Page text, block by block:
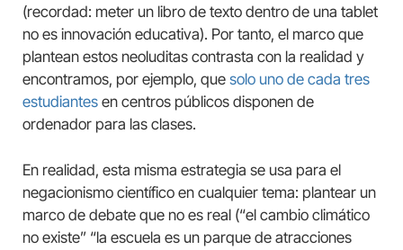
(recordad: meter un libro de texto dentro de una tablet
no es innovación educativa). Por tanto, el marco que
plantean estos neoluditas contrasta con la realidad y
encontramos, por ejemplo, que solo uno de cada tres
estudiantes en centros públicos disponen de
ordenador para las clases.
En realidad, esta misma estrategia se usa para el
negacionismo científico en cualquier tema: plantear un
marco de debate que no es real (“el cambio climático
no existe” “la escuela es un parque de atracciones